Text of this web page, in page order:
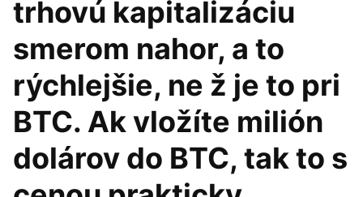
trhovú kapitalizáciu
smerom nahor, a to
rýchlejšie, ne ž je to pri
BTC. Ak vložíte milión
dolárov do BTC, tak to s